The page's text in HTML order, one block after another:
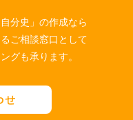
分史」の作成なら
ご相談窓口として
グも承ります。
せ